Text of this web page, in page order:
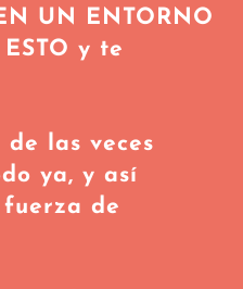
UN ENTORNO
y te
las veces
ya, y así
fuerza de